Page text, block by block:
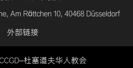
Am Röttchen 10, 40468 Düsseldorf
外部链接
杜塞道夫华人教会